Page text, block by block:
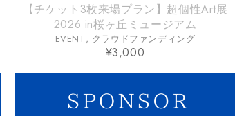
【チケット3枚来場プラン】超個性Art展
2026 in桜ヶ丘ミュージアム
EVENT, クラウドファンディング
¥3,000